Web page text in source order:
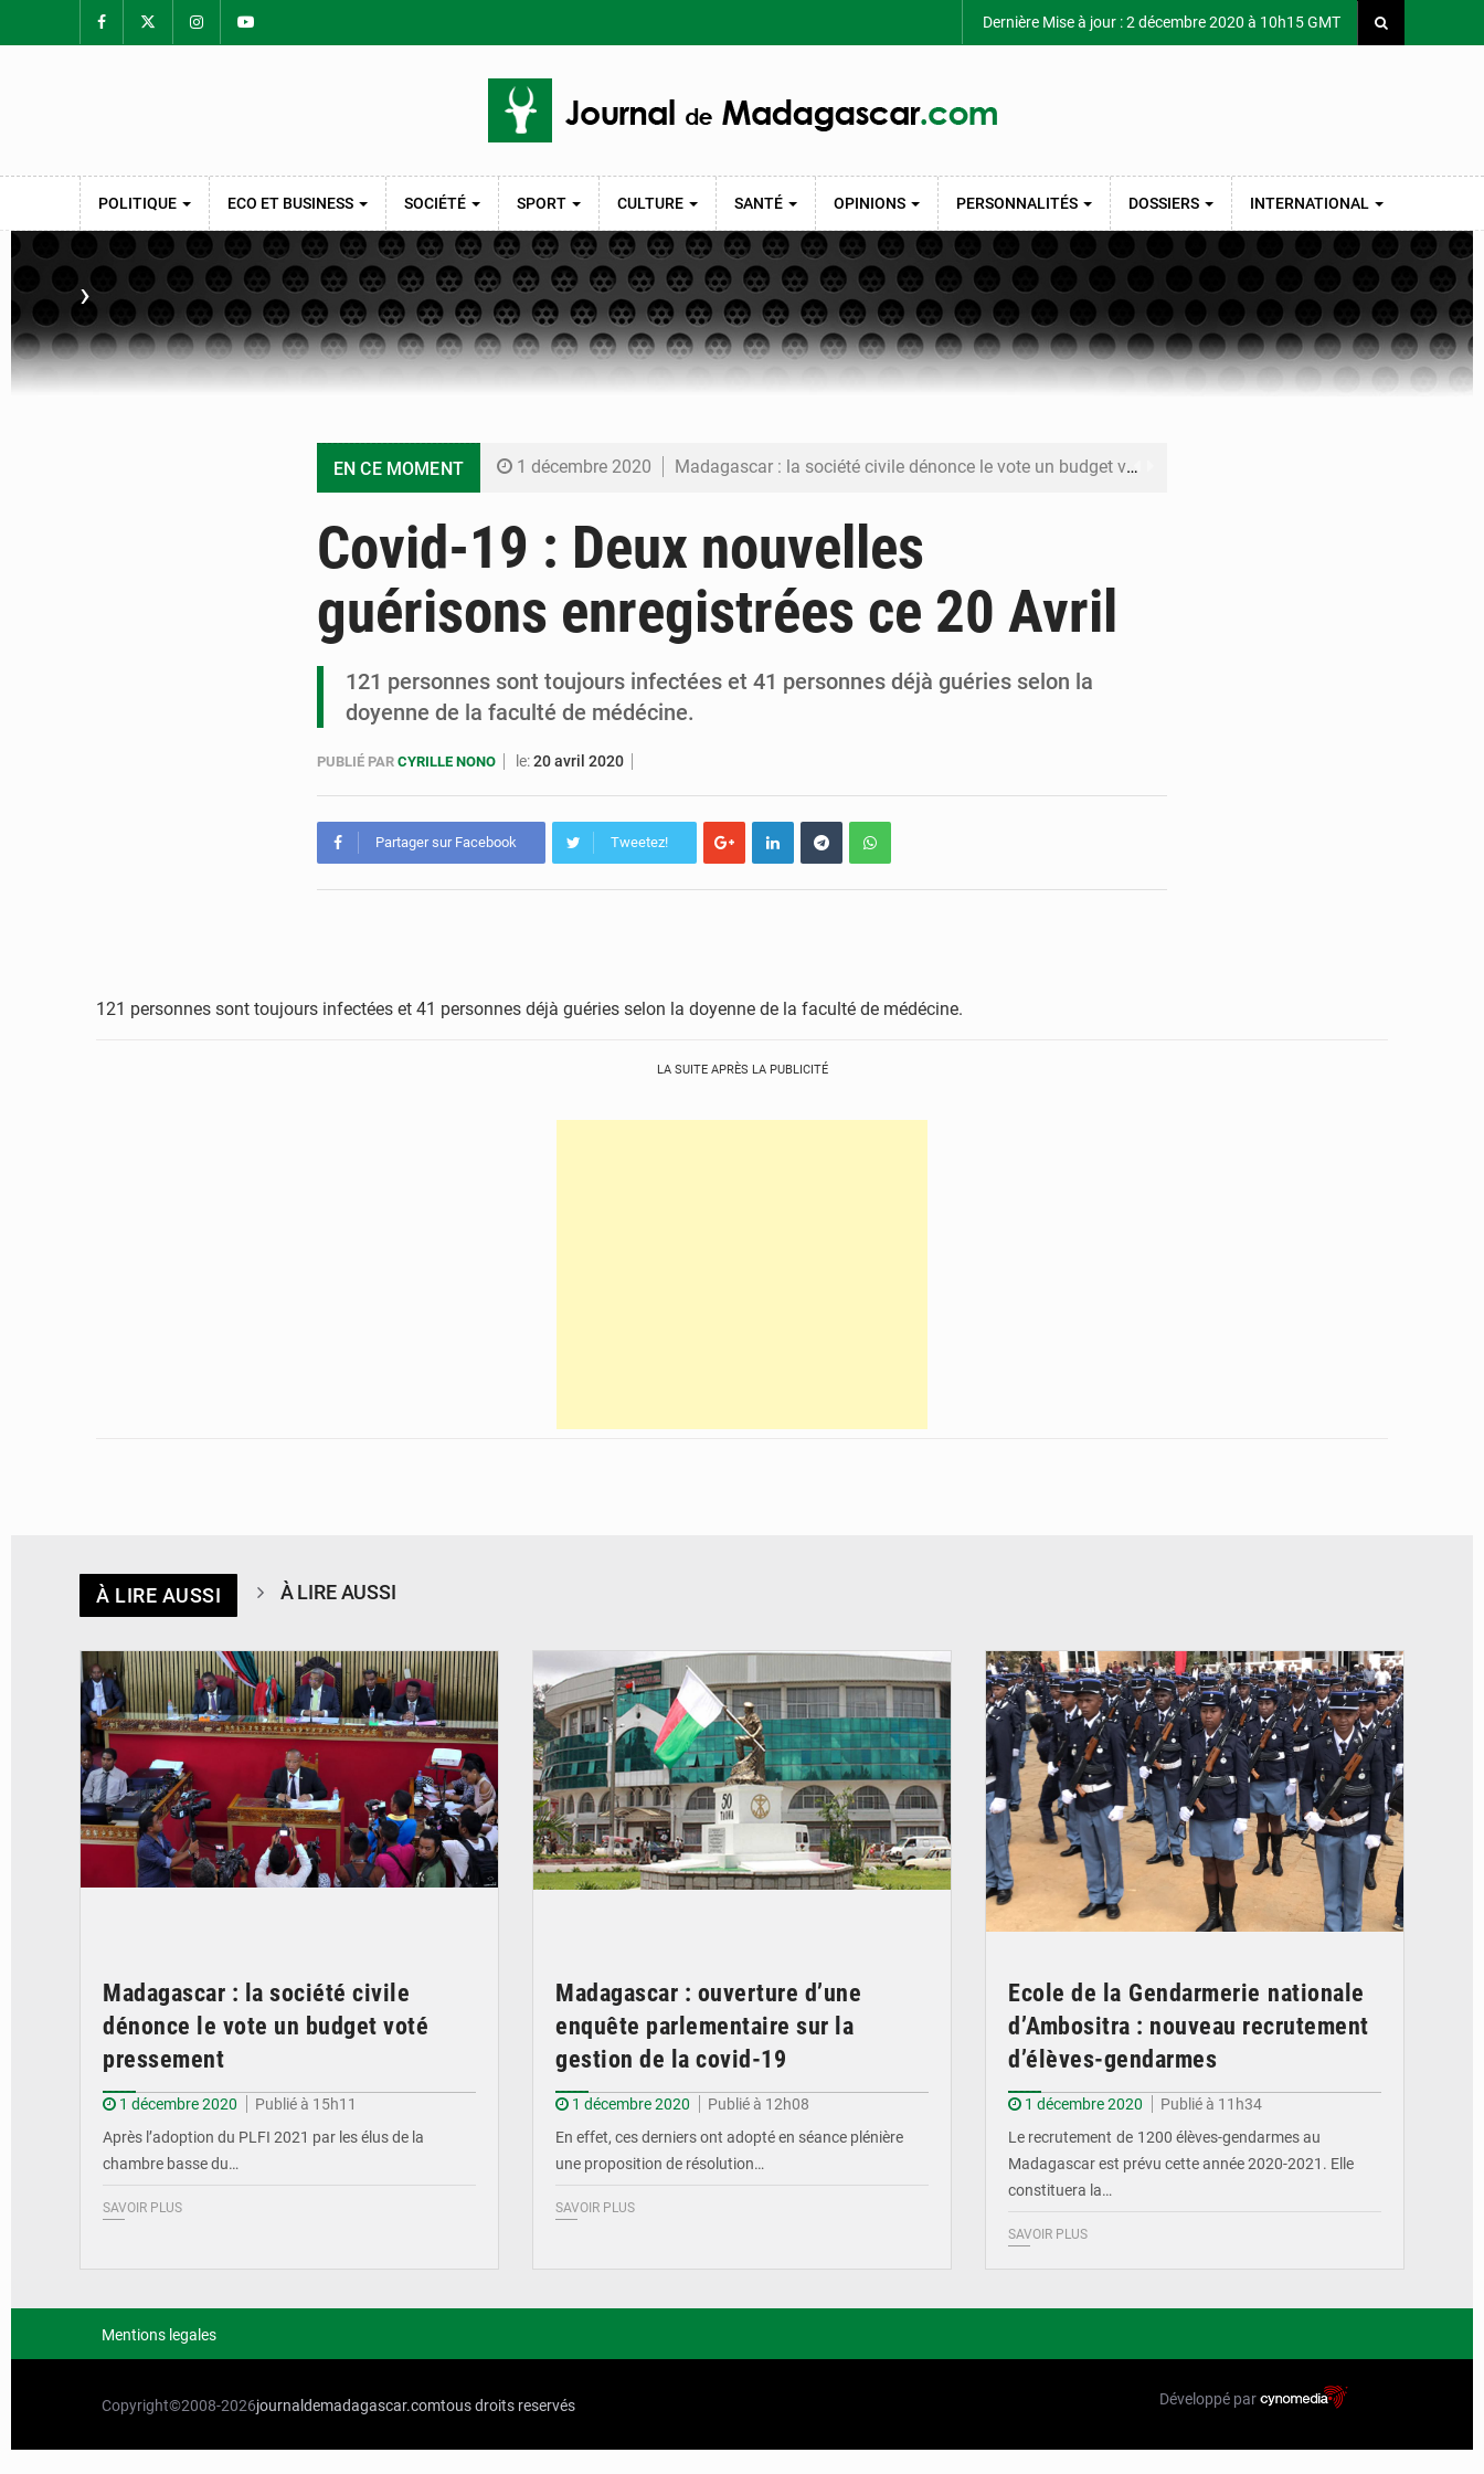
Dernière Mise à jour : 2 décembre 2020 à 10h15 GMT
POLITIQUE ECO ET BUSINESS SOCIÉTÉ SPORT CULTURE SANTÉ OPINIONS PERSONNALITÉS DOSSIERS INTERNATIONAL
›
EN CE MOMENT 1 décembre 2020 Madagascar : la société civile dénonce le vote un budget voté pressement
1 décembre 2020 Ecole de la Gendarmerie nationale d’Ambositra : nouveau recrutement d’élèves-gendarmes
16 avril 2020 Le taux de croissance revu à un très bas niveau de 1,5% cette année
Covid-19 : Deux nouvelles
guérisons enregistrées ce 20 Avril
121 personnes sont toujours infectées et 41 personnes déjà guéries selon la
doyenne de la faculté de médécine.
PUBLIÉ PAR CYRILLE NONO le:20 avril 2020
Partager sur Facebook Tweetez!
121 personnes sont toujours infectées et 41 personnes déjà guéries selon la doyenne de la faculté de médécine.
LA SUITE APRÈS LA PUBLICITÉ
À LIRE AUSSI À LIRE AUSSI
Madagascar : la société civile
dénonce le vote un budget voté
pressement
1 décembre 2020
Publié à 15h11
Après l’adoption du PLFI 2021 par les élus de la
chambre basse du…
SAVOIR PLUS
Madagascar : ouverture d’une
enquête parlementaire sur la
gestion de la covid-19
1 décembre 2020
Publié à 12h08
En effet, ces derniers ont adopté en séance plénière
une proposition de résolution…
SAVOIR PLUS
Ecole de la Gendarmerie nationale
d’Ambositra : nouveau recrutement
d’élèves-gendarmes
1 décembre 2020
Publié à 11h34
Le recrutement de 1200 élèves-gendarmes au
Madagascar est prévu cette année 2020-2021. Elle
constituera la…
SAVOIR PLUS
Mentions legales
Copyright©2008-2026journaldemadagascar.comtous droits reservés Développé par